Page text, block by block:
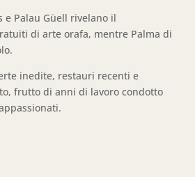
e Palau Güell rivelano il
di arte orafa, mentre Palma di
inedite, restauri recenti e
frutto di anni di lavoro condotto